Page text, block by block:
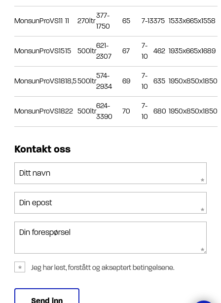
MonsunProVS11 11 270ltr
377-
1750
65 7-13375 1533x665x1558
MonsunProVS1515 500ltr
621-
2307
67
7-
10
462 1935x665x1689
MonsunProVS1818,5500ltr
574-
2934
69
7-
10
635 1950x850x1850
MonsunProVS1822 500ltr
624-
3390
70
7-
10
680 1950x850x1850
Kontakt oss
Ditt navn
Din epost
Din forespørsel
Jeg har lest, forstått og akseptert betingelsene.